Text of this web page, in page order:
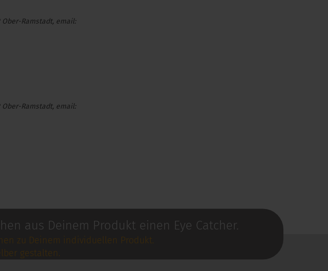
Ober-Ramstadt, email:
Ober-Ramstadt, email:
aus Deinem Produkt einen Eye Catcher.
zu Deinem individuellen Produkt.
gestalten.